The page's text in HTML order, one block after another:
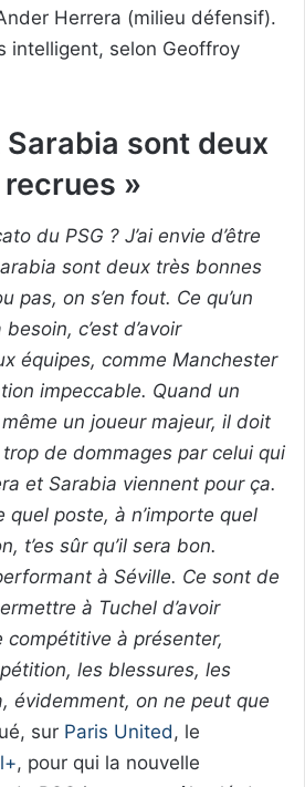
Herrera (milieu défensif).
intelligent, selon Geoffroy
sont deux
»
du PSG ? J’ai envie d’être
sont deux très bonnes
pas, on s’en fout. Ce qu’un
c’est d’avoir
équipes, comme Manchester
impeccable. Quand un
un joueur majeur, il doit
de dommages par celui qui
et Sarabia viennent pour ça.
quel poste, à n’importe quel
t’es sûr qu’il sera bon.
à Séville. Ce sont de
à Tuchel d’avoir
compétitive à présenter,
les blessures, les
évidemment, on ne peut que
sur Paris United , le
, pour qui la nouvelle